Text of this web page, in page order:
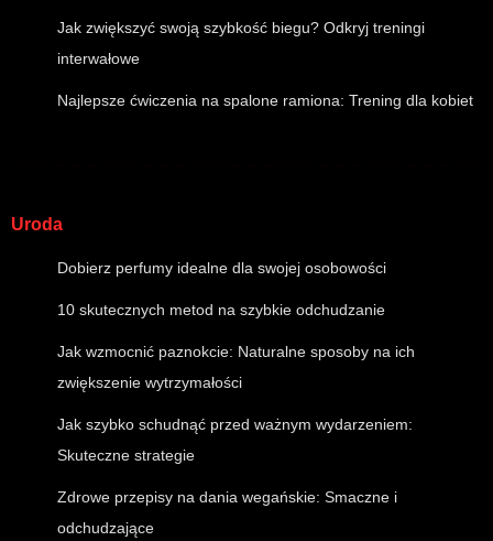
Jak zwiększyć swoją szybkość biegu? Odkryj treningi
interwałowe
Najlepsze ćwiczenia na spalone ramiona: Trening dla kobiet
Uroda
Dobierz perfumy idealne dla swojej osobowości
10 skutecznych metod na szybkie odchudzanie
Jak wzmocnić paznokcie: Naturalne sposoby na ich
zwiększenie wytrzymałości
Jak szybko schudnąć przed ważnym wydarzeniem:
Skuteczne strategie
Zdrowe przepisy na dania wegańskie: Smaczne i
odchudzające